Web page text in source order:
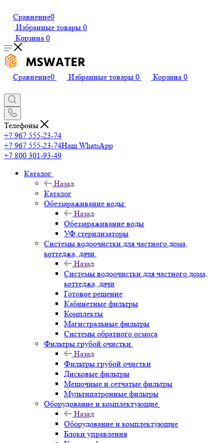
Сравнение0
Избранные товары 0
Корзина 0
Сравнение0 Избранные товары 0 Корзина 0
Телефоны
+7 967 555-23-74
+7 967 555-23-74Наш WhatsApp
+7 800 301-93-49
Каталог
Назад
Каталог
Обеззараживание воды
Назад
Обеззараживание воды
УФ стерилизаторы
Системы водоочистки для частного дома,
коттеджа, дачи
Назад
Системы водоочистки для частного дома,
коттеджа, дачи
Готовое решение
Кабинетные фильтры
Комплекты
Магистральные фильтры
Системы обратного осмоса
Фильтры грубой очистки
Назад
Фильтры грубой очистки
Дисковые фильтры
Мешочные и сетчатые фильтры
Мультипатронные фильтры
Оборудование и комплектующие
Назад
Оборудование и комплектующие
Блоки управления